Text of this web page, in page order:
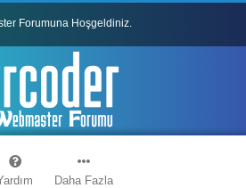
Forumu Kuralları
Forumuna Hoşgeldiniz.
Daha Fazla